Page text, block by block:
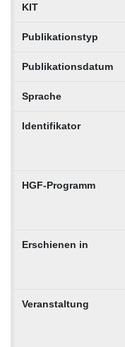
KIT
Publikationstyp
Publikationsdatum
Sprache
Identifikator
HGF-Programm
Erschienen in
Veranstaltung